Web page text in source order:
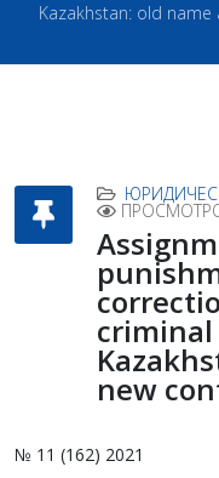
Kazakhstan: old
criminal
new
№ 11 (162) 2021